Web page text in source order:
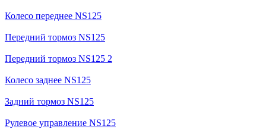
Колесо переднее NS125
Передний тормоз NS125
Передний тормоз NS125 2
Колесо заднее NS125
Задний тормоз NS125
Рулевое управление NS125